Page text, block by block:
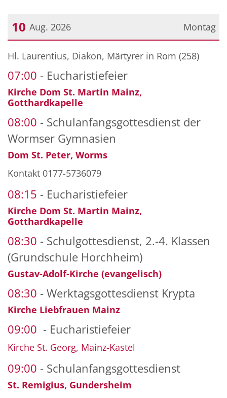
Montag
10 Aug. 2026
Datum: 10. August 2026
Hl. Laurentius, Diakon, Märtyrer in Rom (258)
07:00 Eucharistiefeier
Kirche Dom St. Martin Mainz,
Gotthardkapelle
08:00
Schulanfangsgottesdienst der
Wormser Gymnasien
Dom St. Peter, Worms
Kontakt 0177-5736079
08:15 Eucharistiefeier
Kirche Dom St. Martin Mainz,
Gotthardkapelle
08:30
Schulgottesdienst, 2.-4. Klassen
(Grundschule Horchheim)
Gustav-Adolf-Kirche (evangelisch)
08:30 Werktagsgottesdienst Krypta
Kirche Liebfrauen Mainz
09:00 Eucharistiefeier
Kirche St. Georg, Mainz-Kastel
09:00 Schulanfangsgottesdienst
St. Remigius, Gundersheim